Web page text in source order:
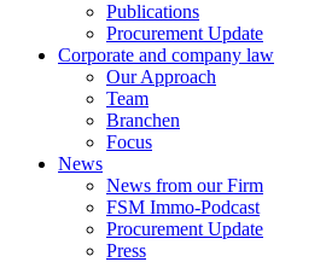
Publications
Procurement Update
Corporate and company law
Our Approach
Team
Branchen
Focus
News
News from our Firm
FSM Immo-Podcast
Procurement Update
Press